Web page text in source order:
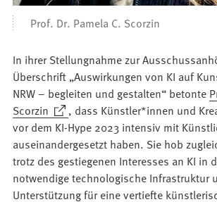
Prof. Dr. Pamela C. Scorzin
In ihrer Stellungnahme zur
Überschrift „Auswirkungen von KI auf
NRW – begleiten und gestalten“ betonte
Scorzin
(Öffnet
in
einem
neuen
Tab)
, dass Künstler*innen und
vor dem KI-Hype 2023 intensiv mit
auseinandergesetzt haben. Sie hob
trotz des gestiegenen Interesses an KI in
notwendige technologische Infrastruktur
Unterstützung für eine vertiefte